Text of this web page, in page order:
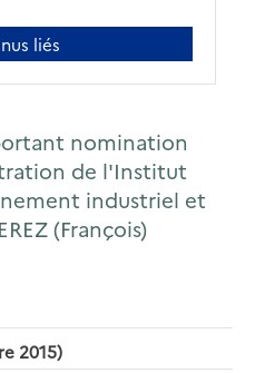
liés
nomination
de l'Institut
industriel et
(François)
2015)